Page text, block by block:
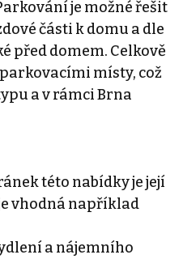
je možné řešit
části k domu a dle
před domem. Celkově
místy, což
a v rámci Brna
této nabídky je její
vhodná například
a nájemního